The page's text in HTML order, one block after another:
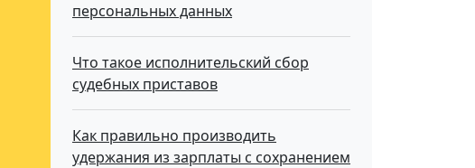
персональных данных
Что такое исполнительский сбор
судебных приставов
Как правильно производить
удержания из зарплаты с сохранением